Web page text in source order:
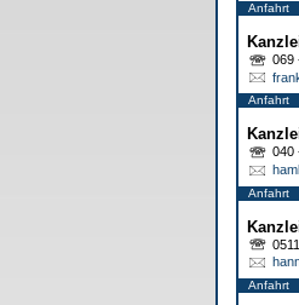
Anfahrt
069
Anfahrt
040
Anfahrt
Anfahrt